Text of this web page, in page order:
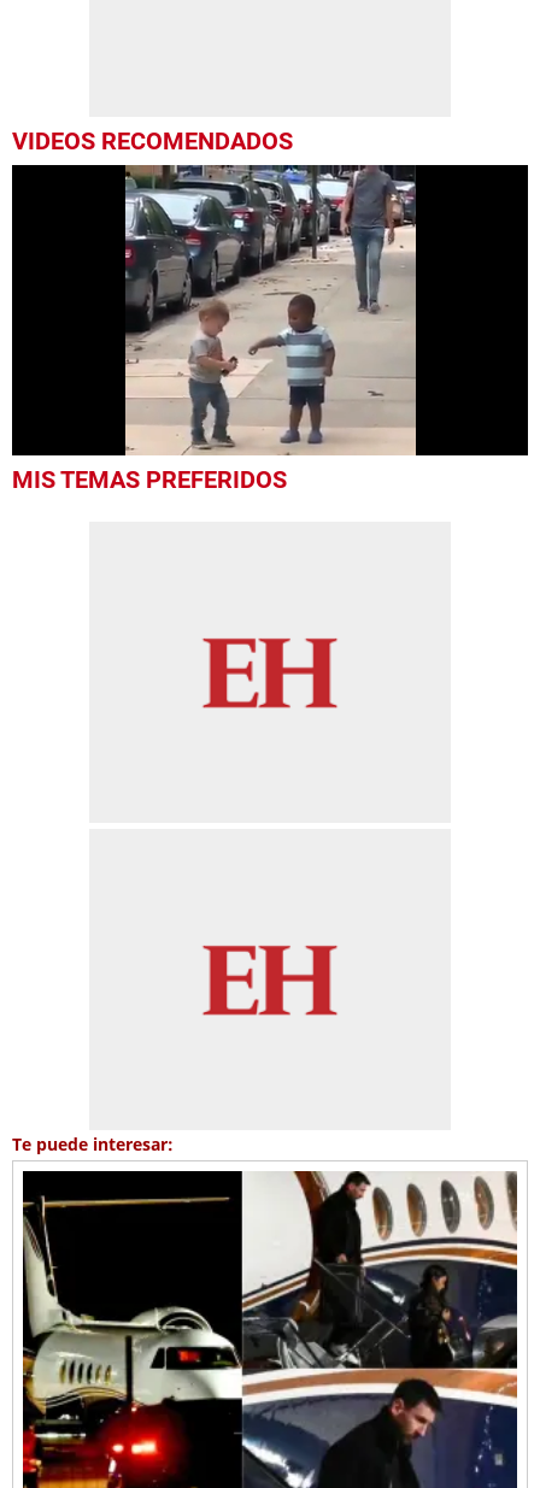
VIDEOS RECOMENDADOS
seconds
MIS TEMAS PREFERIDOS
Te puede interesar: